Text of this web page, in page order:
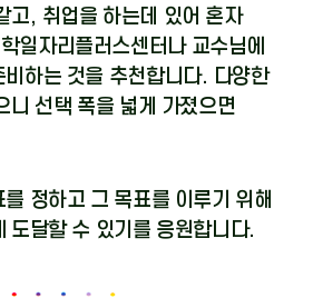
고, 취업을 하는데 있어 혼자
일자리플러스센터나 교수님에
하는 것을 추천합니다. 다양한
니 선택 폭을 넓게 가졌으면
를 정하고 그 목표를 이루기 위해
도달할 수 있기를 응원합니다.